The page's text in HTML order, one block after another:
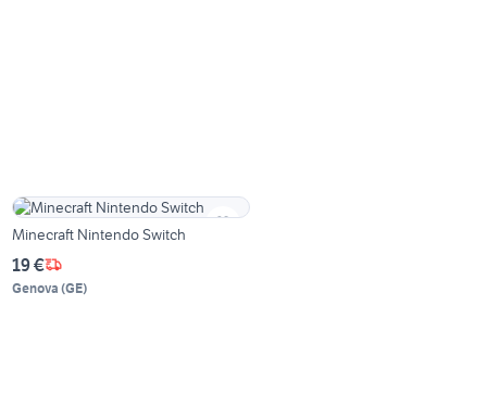
Minecraft Nintendo Switch
19 €
Genova (GE)